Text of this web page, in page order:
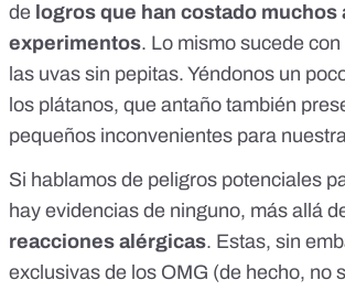
de logros que han costado muchos
experimentos. Lo mismo sucede con
las uvas sin pepitas. Yéndonos un
los plátanos, que antaño también
pequeños inconvenientes para
Si hablamos de peligros potenciales
hay evidencias de ninguno, más allá
reacciones alérgicas. Estas, sin
exclusivas de los OMG (de hecho, no